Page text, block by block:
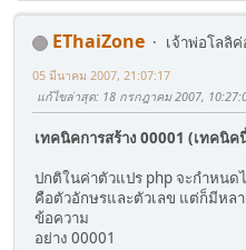
EThaiZone
เจ้าพ่อโลลิ
05 มีนาคม 2007, 21:07:17
แก้ไขล่าสุด: 18 กรกฎาคม 2007,
เทคนิคการสร้าง 00001 (เทคนิ
ปกติในค่าตัวแปร php จะกำหน
คือตัวอักษรและตัวเลข แต่ก็มีหล
ข้อความ
อย่าง 00001